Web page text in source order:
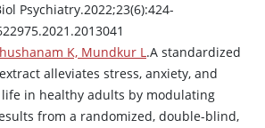
Psychiatry.2022;23(6):424-
K, Mundkur L.A standardized
alleviates stress, anxiety, and
in healthy adults by modulating
from a randomized, double-blind,